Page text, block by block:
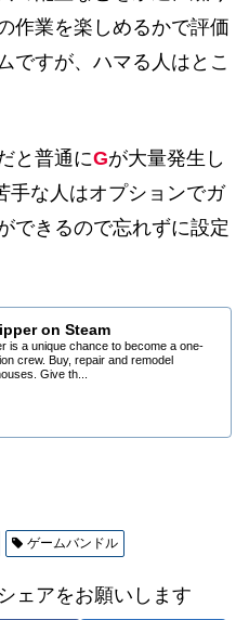
作業を楽しめるかで評価
ですが、ハマる人はとこ
と普通にGが大量発生し
手な人はオプションでガ
できるので忘れずに設定
on Steam
is a unique chance to become a one-
crew. Buy, repair and remodel
Give th...
ゲームバンドル
ェアをお願いします